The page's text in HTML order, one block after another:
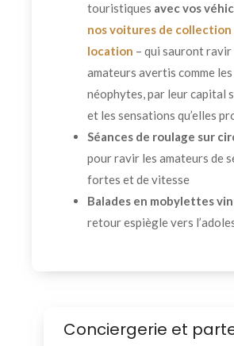
touristiques avec vos
nos voitures de collection
location – qui sauront ravir
amateurs avertis comme les
néophytes, par leur capital
et les sensations qu’elles
Séances de roulage sur
pour ravir les amateurs de
fortes et de vitesse
Balades en mobylettes
retour espiègle vers
Conciergerie et